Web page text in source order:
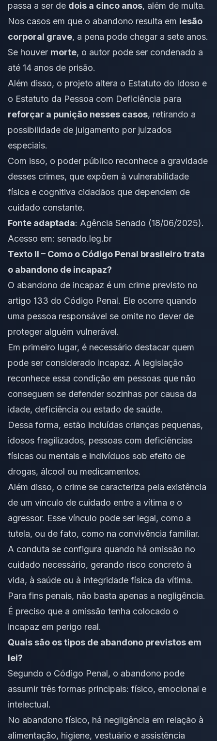
passa a ser de dois a cinco anos, além de multa.
Nos casos em que o abandono resulta em lesão
corporal grave, a pena pode chegar a sete anos.
Se houver morte, o autor pode ser condenado a
até 14 anos de prisão.
Além disso, o projeto altera o Estatuto do Idoso e
o Estatuto da Pessoa com Deficiência para
reforçar a punição nesses casos, retirando a
possibilidade de julgamento por juizados
especiais.
Com isso, o poder público reconhece a gravidade
desses crimes, que expõem à vulnerabilidade
física e cognitiva cidadãos que dependem de
cuidado constante.
Fonte adaptada: Agência Senado (18/06/2025).
Acesso em: senado.leg.br
Texto II – Como o Código Penal brasileiro trata
o abandono de incapaz?
O abandono de incapaz é um crime previsto no
artigo 133 do Código Penal. Ele ocorre quando
uma pessoa responsável se omite no dever de
proteger alguém vulnerável.
Em primeiro lugar, é necessário destacar quem
pode ser considerado incapaz. A legislação
reconhece essa condição em pessoas que não
conseguem se defender sozinhas por causa da
idade, deficiência ou estado de saúde.
Dessa forma, estão incluídas crianças pequenas,
idosos fragilizados, pessoas com deficiências
físicas ou mentais e indivíduos sob efeito de
drogas, álcool ou medicamentos.
Além disso, o crime se caracteriza pela existência
de um vínculo de cuidado entre a vítima e o
agressor. Esse vínculo pode ser legal, como a
tutela, ou de fato, como na convivência familiar.
A conduta se configura quando há omissão no
cuidado necessário, gerando risco concreto à
vida, à saúde ou à integridade física da vítima.
Para fins penais, não basta apenas a negligência.
É preciso que a omissão tenha colocado o
incapaz em perigo real.
Quais são os tipos de abandono previstos em
lei?
Segundo o Código Penal, o abandono pode
assumir três formas principais: físico, emocional e
intelectual.
No abandono físico, há negligência em relação à
alimentação, higiene, vestuário e assistência